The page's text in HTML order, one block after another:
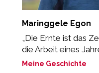
Maringgele Egon
„Die Ernte ist das
die Arbeit eines
Meine Geschichte